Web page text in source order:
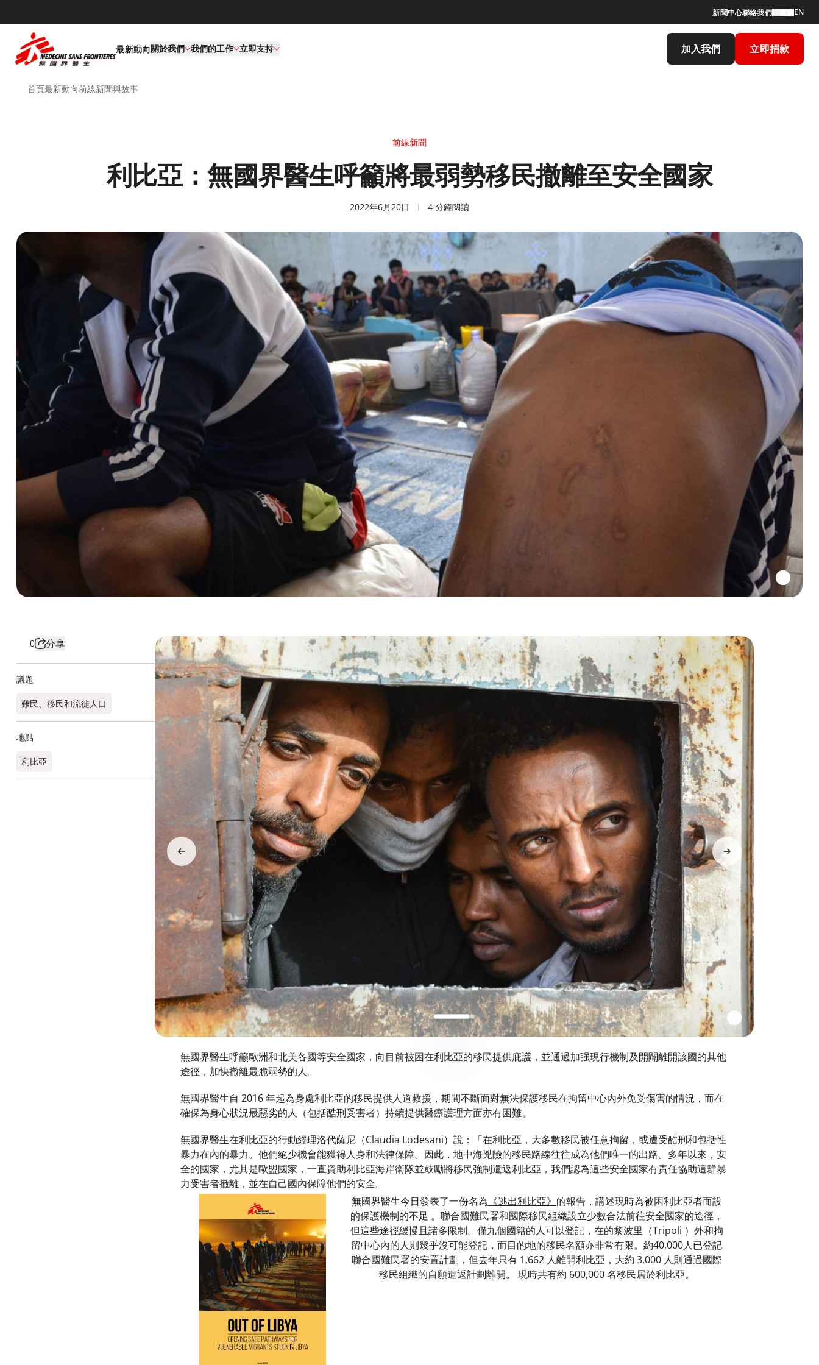
新聞中心聯絡我們 EN
最新動向關於我們 我們的工作​ 立即支持 加入我們 立即捐款
首頁最新動向前線新聞與故事
前線新聞
利比亞：無國界醫生呼籲將最弱勢移民撤離至安全國家
2022年6月20日 4 分鐘閱讀
0 分享
議題
難民、移民和流徙人口
地點
利比亞
無國界醫生呼籲歐洲和北美各國等安全國家，向目前被困在利比亞的移民提供庇護，並通過加强現行機制及開闢離開該國的其他
途徑，加快撤離最脆弱勢的人。
無國界醫生自 2016 年起為身處利比亞的移民提供人道救援，期間不斷面對無法保護移民在拘留中心內外免受傷害的情況，而在
確保為身心狀況最惡劣的人（包括酷刑受害者）持續提供醫療護理方面亦有困難。
無國界醫生在利比亞的行動經理洛代薩尼（Claudia Lodesani）說：「在利比亞，大多數移民被任意拘留，或遭受酷刑和包括性
暴力在內的暴力。他們絕少機會能獲得人身和法律保障。因此，地中海兇險的移民路線往往成為他們唯一的出路。多年以來，安
全的國家，尤其是歐盟國家，一直資助利比亞海岸衛隊並鼓勵將移民強制遣返利比亞，我們認為這些安全國家有責任協助這群暴
力受害者撤離，並在自己國內保障他們的安全。
無國界醫生今日發表了一份名為 《逃出利比亞》 的報告，講述現時為被困利比亞者而設
的保護機制的不足 。聯合國難民署和國際移民組織設立少數合法前往安全國家的途徑，
但這些途徑緩慢且諸多限制。僅九個國籍的人可以登記，在的黎波里（Tripoli ）外和拘
留中心內的人則幾乎沒可能登記，而目的地的移民名額亦非常有限。約40,000人已登記
聯合國難民署的安置計劃，但去年只有 1,662 人離開利比亞，大約 3,000 人則通過國際
移民組織的自願遣返計劃離開。 現時共有約 600,000 名移民居於利比亞。